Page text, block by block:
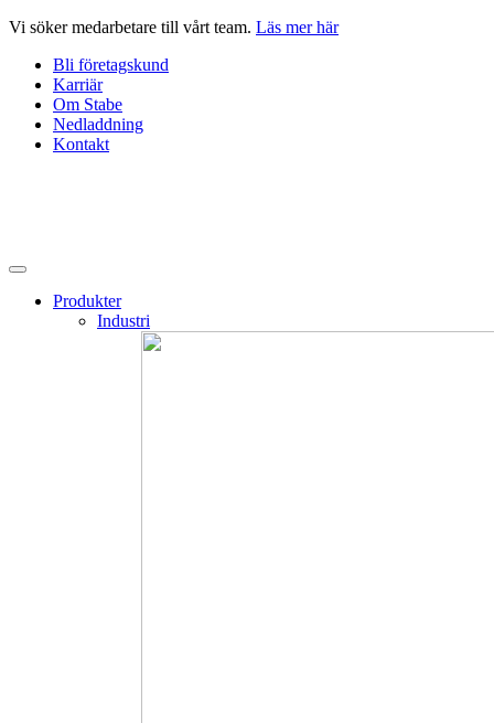
Hoppa
innehåll
Vi söker medarbetare till vårt team. Läs mer här
Bli företagskund
Karriär
Om Stabe
Nedladdning
Kontakt
Produkter
Industri